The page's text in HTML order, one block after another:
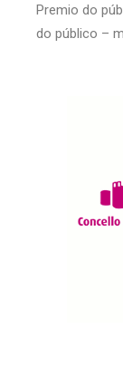
Premio do
do público –